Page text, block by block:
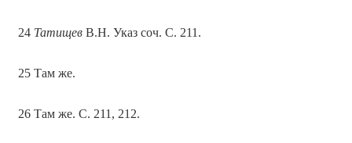
24 ТатищевВ.Н. Указ соч. С. 211.
25 Там же.
26 Там же. С. 211, 212.